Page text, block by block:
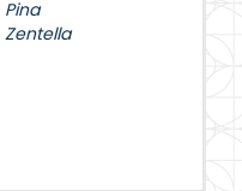
Pina
Zentella